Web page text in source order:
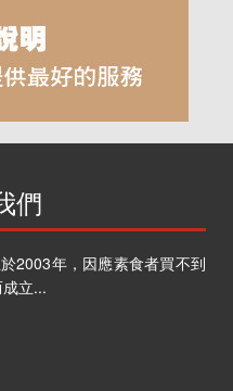
們
2003年，因應素食者買不到
立...